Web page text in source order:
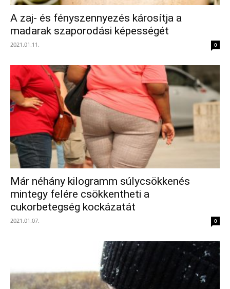
A zaj- és fényszennyezés károsítja a
madarak szaporodási képességét
2021.01.11. 0
Már néhány kilogramm súlycsökkenés
mintegy felére csökkentheti a
cukorbetegség kockázatát
2021.01.07. 0